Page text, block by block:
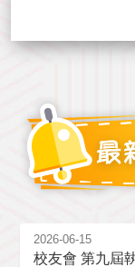
2026-06-15
校友會 第九屆